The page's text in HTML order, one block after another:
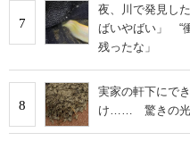
7
夜、川で発見し
ばいやばい」 “
残ったな」
8
実家の軒下にで
け…… 驚きの光